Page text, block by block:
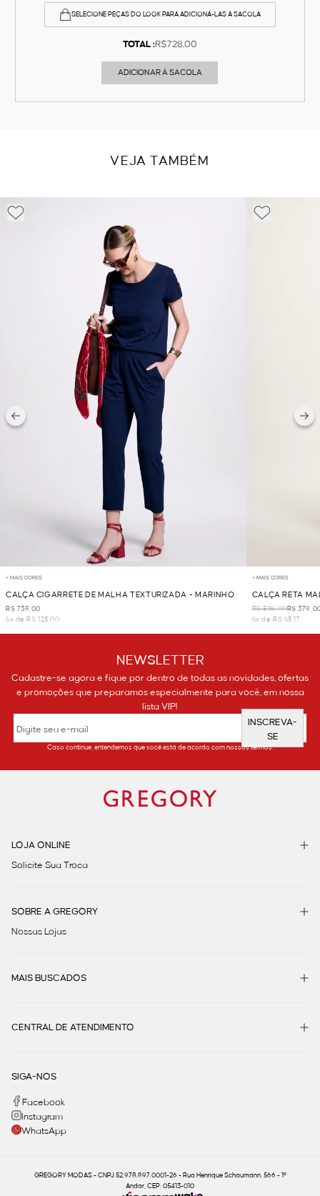
SELECIONE PEÇAS DO LOOK PARA ADICIONÁ-LAS À SACOLA
TOTAL :R$728,00
ADICIONAR À SACOLA
VEJA TAMBÉM
+ MAIS CORES
CALÇA CIGARRETE DE MALHA TEXTURIZADA - MARINHO
R$ 738,00
6x de R$ 123,00
+ MAIS CORES
CALÇA RETA
R$ 598,00R$
6x de R$ 63,17
NEWSLETTER
Cadastre-se agora e fique por dentro de todas as novidades, ofertas
e promoções que preparamos especialmente para você, em nossa
lista VIP!
INSCREVA-
SE
Caso continue, entendemos que você está de acordo com nossos termos.
LOJA ONLINE
Solicite Sua Troca
SOBRE A GREGORY
Nossas Lojas
MAIS BUSCADOS
CENTRAL DE ATENDIMENTO
SIGA-NOS
Facebook
Instagram
WhatsApp
GREGORY MODAS - CNPJ 52.978.897.0001-26 - Rua Henrique Schaumann, 566 - 1º
Andar, CEP: 05413-010